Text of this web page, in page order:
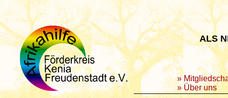
ALS
»
»Über uns